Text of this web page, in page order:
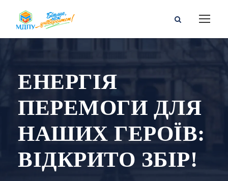
ЕНЕРГІЯ
ПЕРЕМОГИ ДЛЯ
НАШИХ ГЕРОЇВ:
ВІДКРИТО ЗБІР!